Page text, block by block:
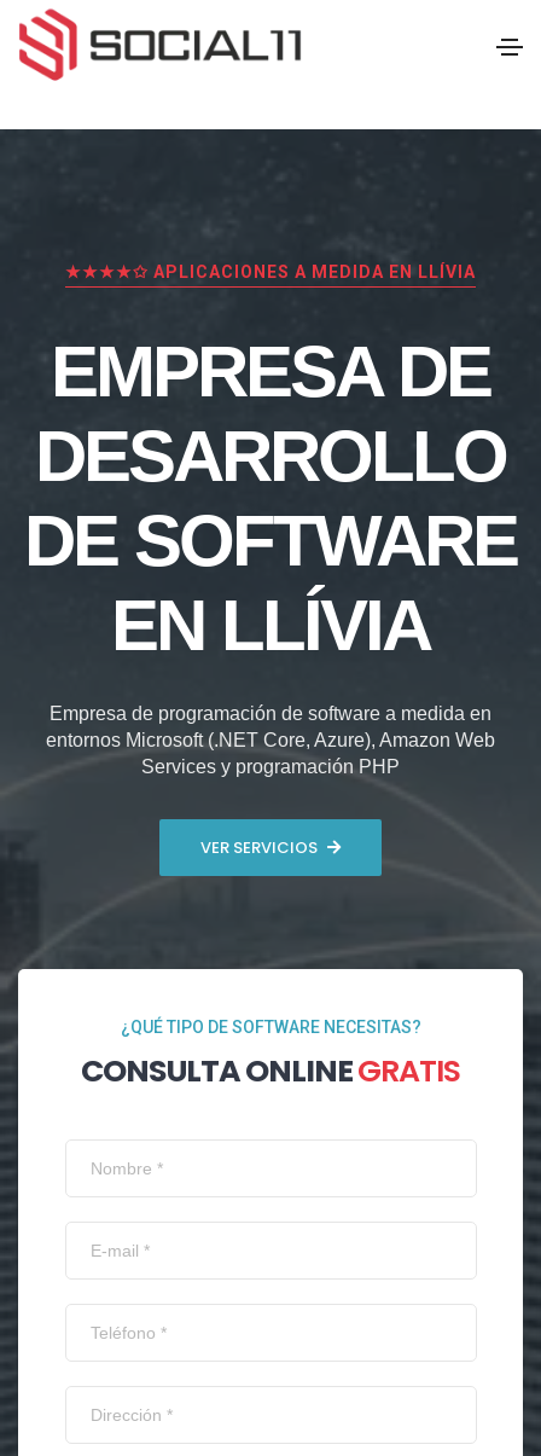
★★★★✩ APLICACIONES A MEDIDA EN LLÍVIA
EMPRESA DE
DESARROLLO
DE SOFTWARE
EN LLÍVIA
Empresa de programación de software a medida en
entornos Microsoft (.NET Core, Azure), Amazon Web
Services y programación PHP
VER SERVICIOS
¿QUÉ TIPO DE SOFTWARE NECESITAS?
CONSULTA ONLINEGRATIS